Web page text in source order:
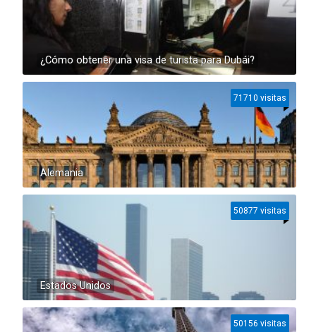
¿Cómo obtener una visa de turista para Dubái?
Alemania
71710 visitas
Estados Unidos
50877 visitas
50156 visitas